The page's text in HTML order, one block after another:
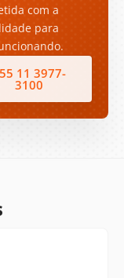
com a
para
11 3977-
3100